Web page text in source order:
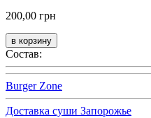
200,00 грн
Состав:
Burger Zone
Доставка суши Запорожье